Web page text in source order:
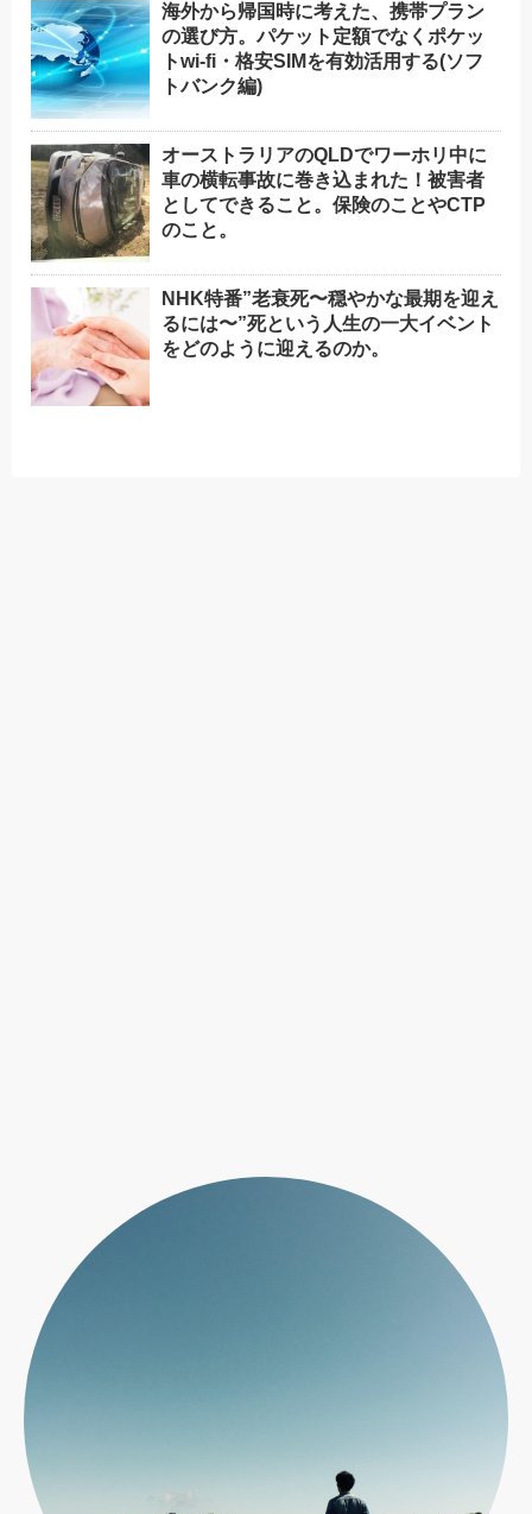
海外から帰国時に考えた、携帯プラン
の選び方。パケット定額でなくポケッ
トwi-fi・格安SIMを有効活用する(ソフ
トバンク編)
オーストラリアのQLDでワーホリ中に
車の横転事故に巻き込まれた！被害者
としてできること。保険のことやCTP
のこと。
NHK特番”老衰死〜穏やかな最期を迎え
るには〜”死という人生の一大イベント
をどのように迎えるのか。